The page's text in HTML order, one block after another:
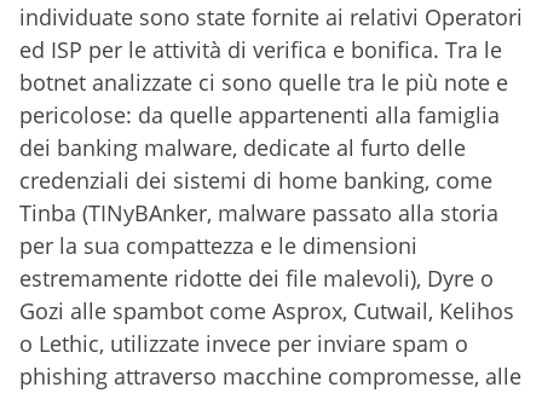
individuate sono state fornite ai relativi Operatori
ed ISP per le attività di verifica e bonifica. Tra le
botnet analizzate ci sono quelle tra le più note e
pericolose: da quelle appartenenti alla famiglia
dei banking malware, dedicate al furto delle
credenziali dei sistemi di home banking, come
Tinba (TINyBAnker, malware passato alla storia
per la sua compattezza e le dimensioni
estremamente ridotte dei file malevoli), Dyre o
Gozi alle spambot come Asprox, Cutwail, Kelihos
o Lethic, utilizzate invece per inviare spam o
phishing attraverso macchine compromesse, alle